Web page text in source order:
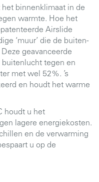
binnenklimaat in de
warmte. Hoe het
Airslide
‘muur’ die de buiten-
geavanceerde
tegen en
met wel 52%. ’s
en houdt het warme
houdt u het
lagere energiekosten.
en de verwarming
u op de